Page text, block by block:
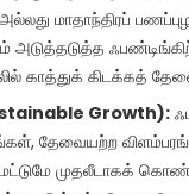
மாதாந்திரப்
அடுத்தடுத்த
காத்துக் கிடக்கத்
Growth):
தேவையற்ற
முதலீடாகக்